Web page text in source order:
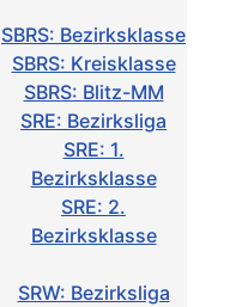
SBRS: Bezirksklasse
SBRS: Kreisklasse
SBRS: Blitz-MM
SRE: Bezirksliga
SRE: 1.
Bezirksklasse
SRE: 2.
Bezirksklasse
SRW: Bezirksliga